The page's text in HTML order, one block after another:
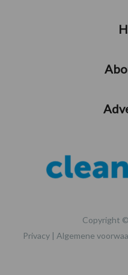
Copyright
Privacy| Algemene